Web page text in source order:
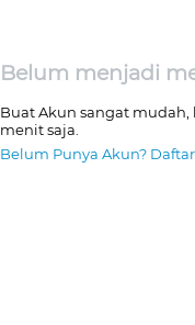
Belum menjadi
Buat Akun sangat
menit saja.
Belum Punya Akun? Daftar